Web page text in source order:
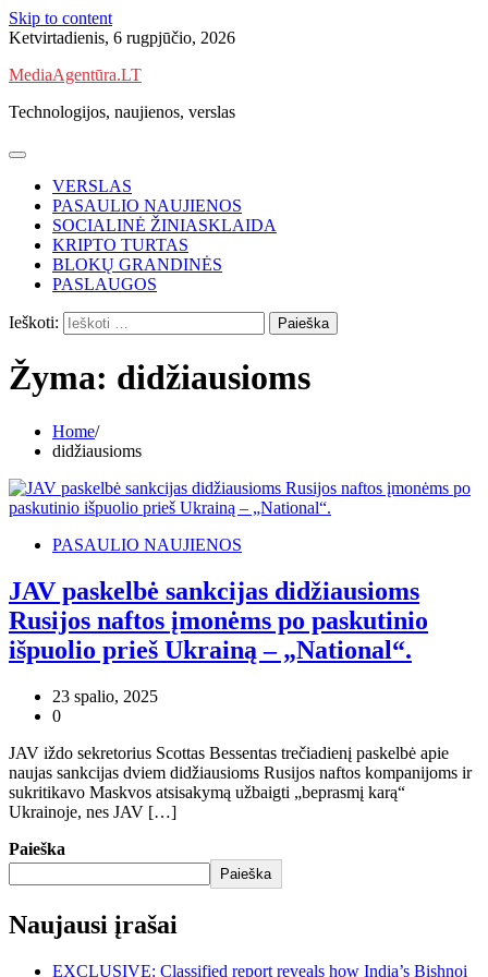
Skip to content
Ketvirtadienis, 6 rugpjūčio, 2026
MediaAgentūra.LT
Technologijos, naujienos, verslas
VERSLAS
PASAULIO NAUJIENOS
SOCIALINĖ ŽINIASKLAIDA
KRIPTO TURTAS
BLOKŲ GRANDINĖS
PASLAUGOS
Ieškoti:
Žyma: didžiausioms
Home
didžiausioms
PASAULIO NAUJIENOS
JAV paskelbė sankcijas didžiausioms
Rusijos naftos įmonėms po paskutinio
išpuolio prieš Ukrainą – „National“.
23 spalio, 2025
0
JAV iždo sekretorius Scottas Bessentas trečiadienį paskelbė apie
naujas sankcijas dviem didžiausioms Rusijos naftos kompanijoms ir
sukritikavo Maskvos atsisakymą užbaigti „beprasmį karą“
Ukrainoje, nes JAV […]
Paieška
Paieška
Naujausi įrašai
EXCLUSIVE: Classified report reveals how India’s Bishnoi